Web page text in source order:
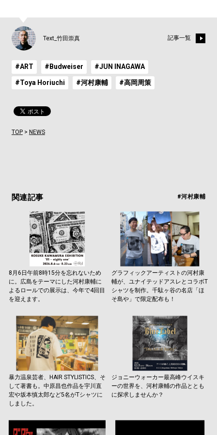
Text_竹田崇真 記事一覧
#ART #Budweiser #JUN INAGAWA
#Toya Horiuchi #河村康輔 #高岡周策
TOP> NEWS
関連記事 #河村康輔
8月6日午前8時15分を忘れないため
に。広島をテーマにした河村康輔に
よるロールでの展示は、今年で4回目
を迎えます。
グラフィックアーティストの河村康
輔が、ユナイテッドアスレとコラボT
シャツを制作。千駄ヶ谷の名店「ほ
そ島や」で限定配布も！
暴力温泉芸者、HAIR STYLISTICS、そ
して著書も。中原昌也作品を宇川直
宏や坂本慎太郎など5名がTシャツに
しました。
ジョニーウォーカー最高峰ウイスキ
ーの世界を、河村康輔の作品ととも
に探求しませんか？